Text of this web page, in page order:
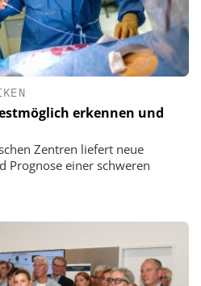
erkennen und
Zentren liefert neue
Prognose einer schweren